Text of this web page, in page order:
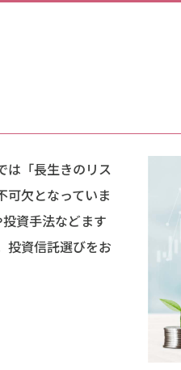
は「長生きのリス
可欠となっていま
資手法などます
投資信託選びをお